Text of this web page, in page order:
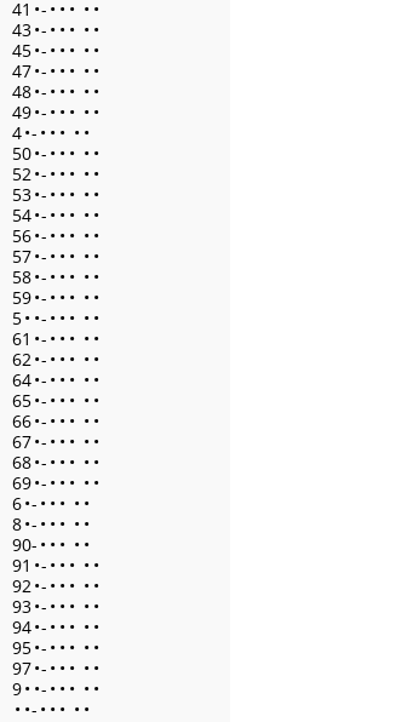
41 •- • • • • •
43•- • • • • •
45•- • • • • •
47•- • • • • •
48•- • • • • •
49•- • • • • •
4•- • • • • •
50•- • • • • •
52•- • • • • •
53•- • • • • •
54•- • • • • •
56•- • • • • •
57•- • • • • •
58•- • • • • •
59•- • • • • •
5• •- • • • • •
61 •- • • • • •
62•- • • • • •
64•- • • • • •
65•- • • • • •
66•- • • • • •
67•- • • • • •
68•- • • • • •
69•- • • • • •
6•- • • • • •
8•- • • • • •
90- • • • • •
91 •- • • • • •
92•- • • • • •
93•- • • • • •
94•- • • • • •
95•- • • • • •
97•- • • • • •
9• •- • • • • •
• •- • • • • •